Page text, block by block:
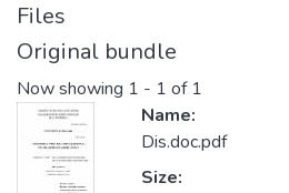
Files
Original bundle
Now showing 1 - 1 of 1
Name:
Dis.doc.pdf
Size: